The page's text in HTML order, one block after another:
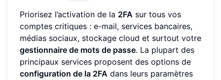
Priorisez l’activation de la 2FA sur tous vos
comptes critiques : e-mail, services bancaires,
médias sociaux, stockage cloud et surtout votre
gestionnaire de mots de passe. La plupart des
principaux services proposent des options de
configuration de la 2FA dans leurs paramètres